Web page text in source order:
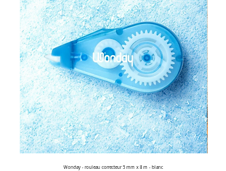
Wonday - rouleau correcteur 5 mm x 8 m - blanc